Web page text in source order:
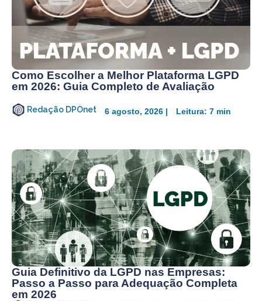
Como Escolher a Melhor Plataforma LGPD
em 2026: Guia Completo de Avaliação
Redação DPOnet 6 agosto, 2026 | Leitura: 7 min
Guia Definitivo da LGPD nas Empresas:
Passo a Passo para Adequação Completa
em 2026